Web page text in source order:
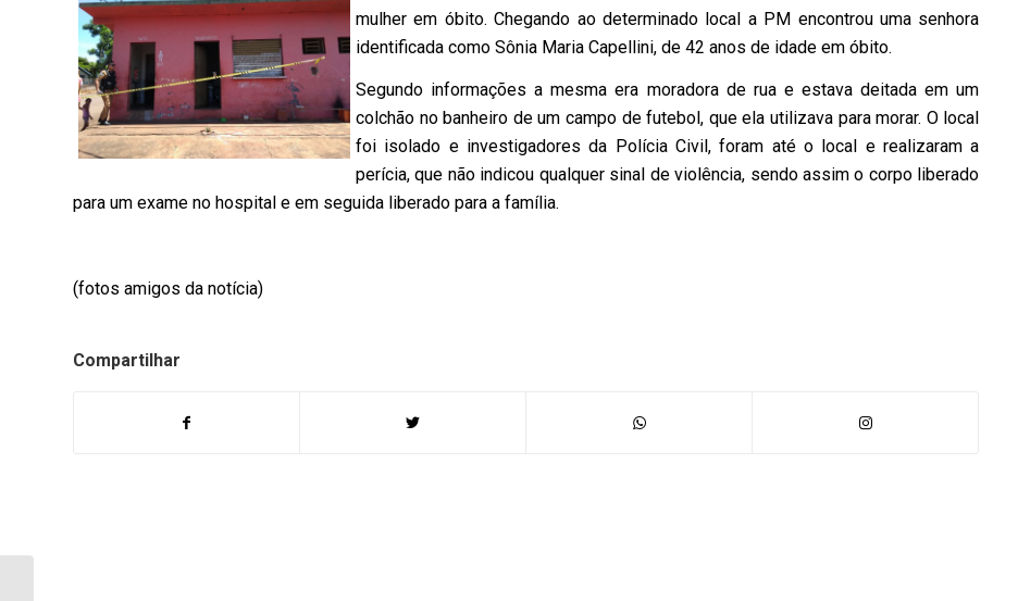
mulher em óbito. Chegando ao determinado local a PM encontrou uma senhora
identificada como Sônia Maria Capellini, de 42 anos de idade em óbito.
Segundo informações a mesma era moradora de rua e estava deitada em um
colchão no banheiro de um campo de futebol, que ela utilizava para morar. O local
foi isolado e investigadores da Polícia Civil, foram até o local e realizaram a
perícia, que não indicou qualquer sinal de violência, sendo assim o corpo liberado
para um exame no hospital e em seguida liberado para a família.
(fotos amigos da notícia)
Compartilhar